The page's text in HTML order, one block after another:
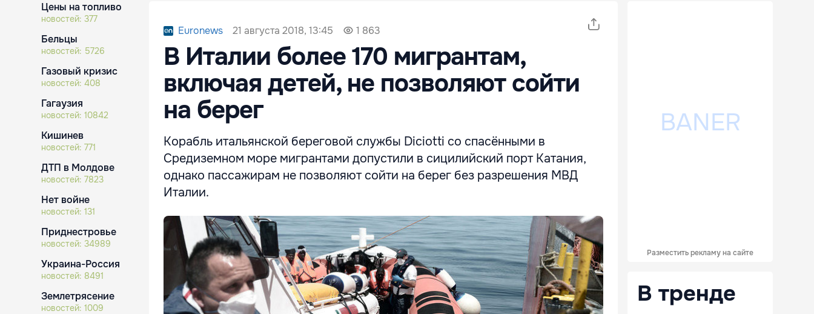
Цены на топливо
новостей: 377
Бельцы
новостей: 5726
Газовый кризис
новостей: 408
Гагаузия
новостей: 10842
Кишинев
новостей: 771
ДТП в Молдове
новостей: 7823
Нет войне
новостей: 131
Приднестровье
новостей: 34989
Украина-Россия
новостей: 8491
Землетрясение
новостей: 1009
Euronews 21 августа 2018, 13:45 1 863
В Италии более 170 мигрантам,
включая детей, не позволяют сойти
на берег
Корабль итальянской береговой службы Diciotti со спасёнными в
Средиземном море мигрантами допустили в сицилийский порт Катания,
однако пассажирам не позволяют сойти на берег без разрешения МВД
Италии.
Разместить рекламу на сайте
В тренде